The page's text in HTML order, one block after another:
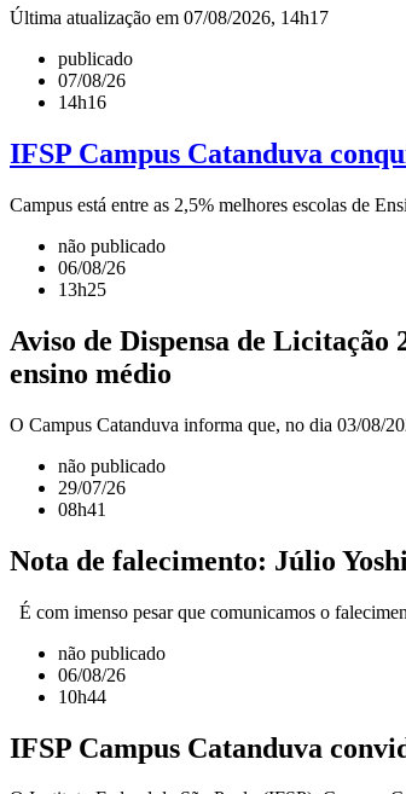
Última atualização em 07/08/2026, 14h17
publicado
07/08/26
14h16
IFSP Campus Catanduva
Campus está entre as 2,5% melhores escolas de
não publicado
06/08/26
13h25
Aviso de Dispensa de Licitação
ensino médio
O Campus Catanduva informa que, no dia 03/08/
não publicado
29/07/26
08h41
Nota de falecimento: Júlio
É com imenso pesar que comunicamos o
não publicado
06/08/26
10h44
IFSP Campus Catanduva